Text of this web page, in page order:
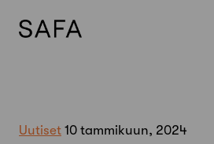
Uutiset 10 tammikuun, 2024